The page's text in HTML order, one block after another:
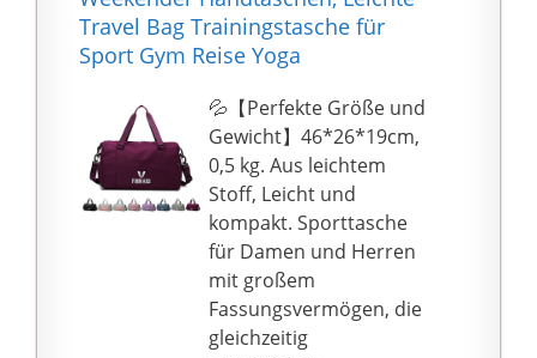
die Sporttasche
bequem in der Hand
Körper tragen. Der
Boden ist mit einer
wasserdichten
Bodenschnalle
versehen, die in allen
Situationen für
sicheren Halt sorgt. Die
Rückseite der
Sporttasche ist mit
verwechselt werden.
【Mehrzweck-
Einkaufstasche】
Perfekt als Reisetasche,
Sporttasche,
Fußballtasche,
Handgepäck, kleine
Aufbewahrungstasche.
Perfekt für Reisen,
Sport, Fitnessstudio,
Sportunterricht,
Schwimmen und mehr.
Travel Bag Trainingstasche für
Sport Gym Reise Yoga
💦【Perfekte Größe und
Gewicht】46*26*19cm,
0,5 kg. Aus leichtem
Stoff, Leicht und
kompakt. Sporttasche
für Damen und Herren
mit großem
Fassungsvermögen, die
gleichzeitig